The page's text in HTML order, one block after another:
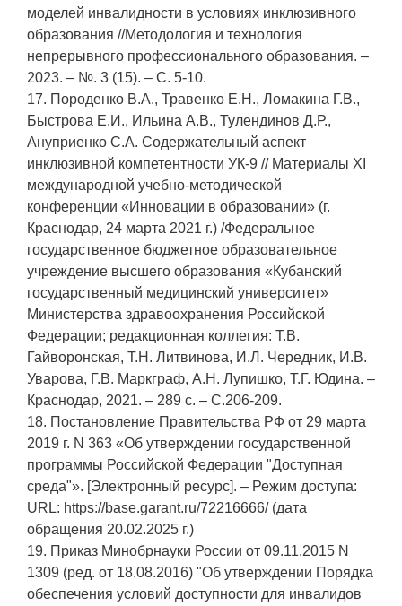
моделей инвалидности в условиях инклюзивного
образования //Методология и технология
непрерывного профессионального образования. –
2023. – №. 3 (15). – С. 5-10.
17. Породенко В.А., Травенко Е.Н., Ломакина Г.В.,
Быстрова Е.И., Ильина А.В., Тулендинов Д.Р.,
Ануприенко С.А. Содержательный аспект
инклюзивной компетентности УК-9 // Материалы XI
международной учебно-методической
конференции «Инновации в образовании» (г.
Краснодар, 24 марта 2021 г.) /Федеральное
государственное бюджетное образовательное
учреждение высшего образования «Кубанский
государственный медицинский университет»
Министерства здравоохранения Российской
Федерации; редакционная коллегия: Т.В.
Гайворонская, Т.Н. Литвинова, И.Л. Чередник, И.В.
Уварова, Г.В. Маркграф, А.Н. Лупишко, Т.Г. Юдина. –
Краснодар, 2021. – 289 с. – С.206-209.
18. Постановление Правительства РФ от 29 марта
2019 г. N 363 «Об утверждении государственной
программы Российской Федерации "Доступная
среда"». [Электронный ресурс]. – Режим доступа:
URL: https://base.garant.ru/72216666/ (дата
обращения 20.02.2025 г.)
19. Приказ Минобрнауки России от 09.11.2015 N
1309 (ред. от 18.08.2016) "Об утверждении Порядка
обеспечения условий доступности для инвалидов